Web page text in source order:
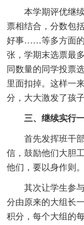
本学期评优继
票相结合，分数包
好事……等多方面的
张，学期末选票最
同数量的同学投票
里面扣掉。这样一
分，大大激发了孩
三、继续实行
首先发挥班干
信，鼓励他们大胆
他们，要以身作则
其次让学生参
分由原来的大组长
积分，每个大组的